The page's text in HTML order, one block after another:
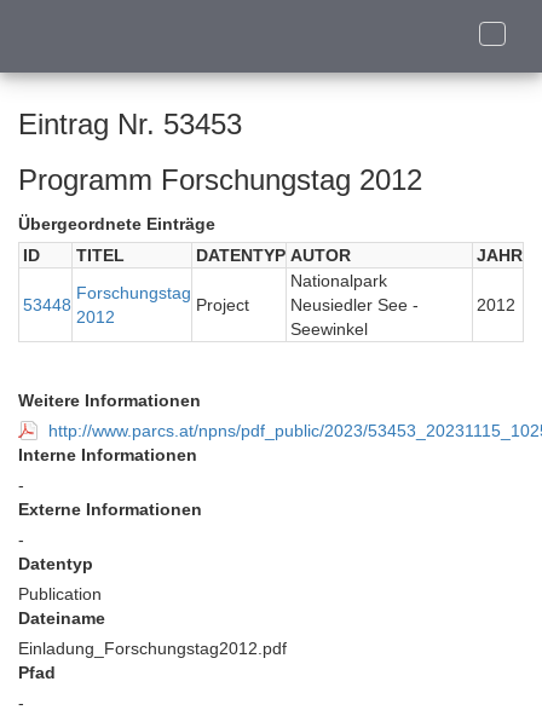
Toggle
Eintrag Nr. 53453
Programm Forschungstag 2012
Übergeordnete Einträge
ID
TITEL DATENTYP AUTOR JAHR
53448
Forschungstag
2012
Project
Nationalpark
Neusiedler See -
Seewinkel
2012
Weitere Informationen
http://www.parcs.at/npns/pdf_public/2023/
Interne Informationen
-
Externe Informationen
-
Datentyp
Publication
Dateiname
Einladung_Forschungstag2012.pdf
Pfad
-